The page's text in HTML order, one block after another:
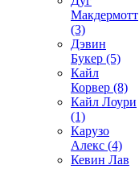
Макдермотт
(3)
Дэвин
Букер (5)
Кайл
Корвер (8)
Кайл Лоури
(1)
Карузо
Алекс (4)
Кевин Лав